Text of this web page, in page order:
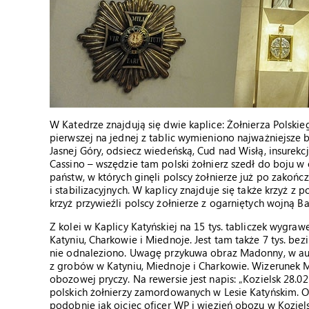
W Katedrze znajdują się dwie kaplice: Żołnierza
pierwszej na jednej z tablic wymieniono najważniejsze
Jasnej Góry, odsiecz wiedeńską, Cud nad Wisłą,
Cassino – wszędzie tam polski żołnierz szedł do boju
państw, w których ginęli polscy żołnierze już po
i stabilizacyjnych. W kaplicy znajduje się także krzyż z
krzyż przywieźli polscy żołnierze z ogarniętych wojną
Z kolei w Kaplicy Katyńskiej na 15 tys. tabliczek
Katyniu, Charkowie i Miednoje. Jest tam także 7 tys.
nie odnaleziono. Uwagę przykuwa obraz Madonny, w
z grobów w Katyniu, Miednoje i Charkowie. Wizerunek
obozowej pryczy. Na rewersie jest napis: „Kozielsk
polskich żołnierzy zamordowanych w Lesie Katyńskim.
podobnie jak ojciec oficer WP i więzień obozu w